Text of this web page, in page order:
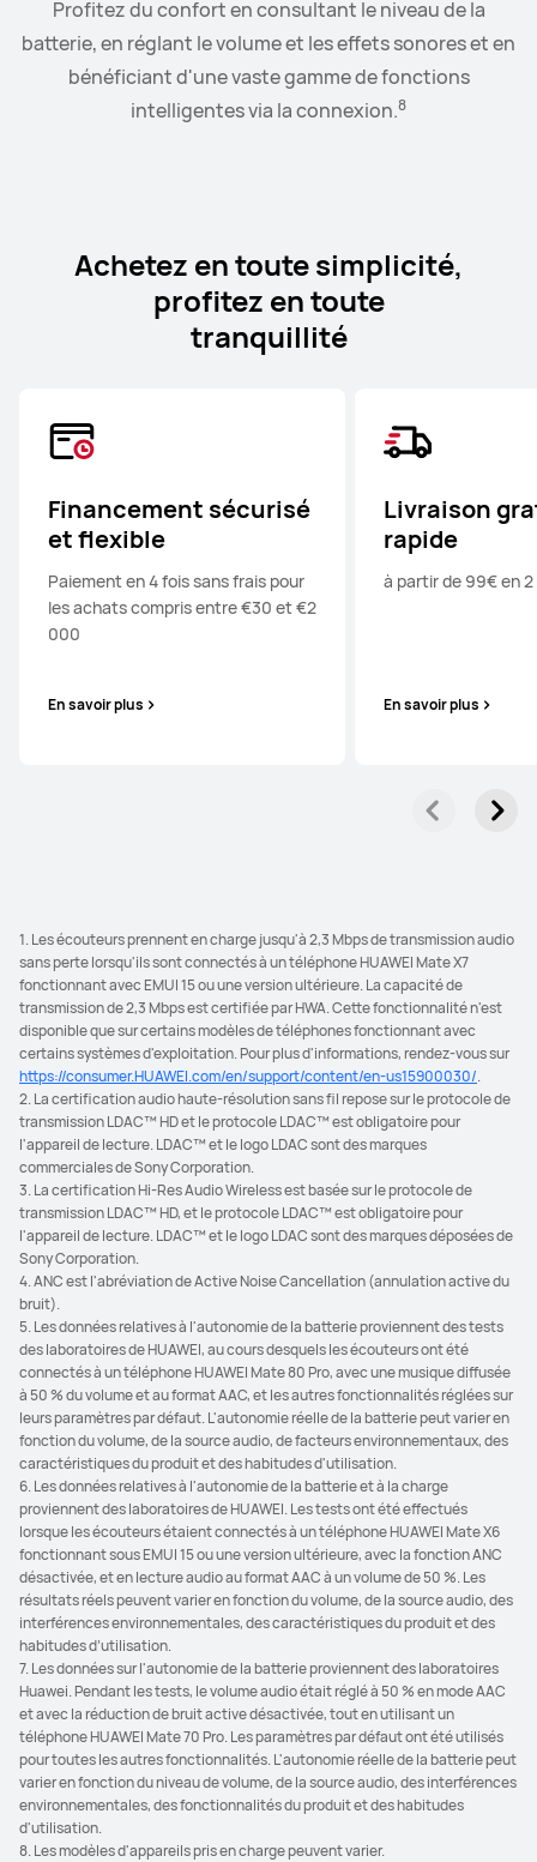
Profitez du confort en consultant le niveau de la
batterie, en réglant le volume et les effets sonores et en
bénéficiant d'une vaste gamme de fonctions
intelligentes via la connexion.8
Connectez la montre à vos écouteurs et contrôlez la
lecture et le niveau de volume depuis votre poignet.9
Achetez en toute simplicité,
profitez en toute
tranquillité
Financement sécurisé
et flexible
Paiement en 4 fois sans frais pour
les achats compris entre €30 et €2
000
En savoir plus
Livraison
rapide
à partir de 99€ en 2
En savoir plus
1. Les écouteurs prennent en charge jusqu'à 2,3 Mbps de transmission audio
sans perte lorsqu'ils sont connectés à un téléphone HUAWEI Mate X7
fonctionnant avec EMUI 15 ou une version ultérieure. La capacité de
transmission de 2,3 Mbps est certifiée par HWA. Cette fonctionnalité n'est
disponible que sur certains modèles de téléphones fonctionnant avec
certains systèmes d'exploitation. Pour plus d'informations, rendez-vous sur
https://consumer.HUAWEI.com/en/support/content/en-us15900030/.
2. La certification audio haute-résolution sans fil repose sur le protocole de
transmission LDAC™ HD et le protocole LDAC™ est obligatoire pour
l'appareil de lecture. LDAC™ et le logo LDAC sont des marques
commerciales de Sony Corporation.
3. La certification Hi-Res Audio Wireless est basée sur le protocole de
transmission LDAC™ HD, et le protocole LDAC™ est obligatoire pour
l'appareil de lecture. LDAC™ et le logo LDAC sont des marques déposées de
Sony Corporation.
4. ANC est l'abréviation de Active Noise Cancellation (annulation active du
bruit).
5. Les données relatives à l'autonomie de la batterie proviennent des tests
des laboratoires de HUAWEI, au cours desquels les écouteurs ont été
connectés à un téléphone HUAWEI Mate 80 Pro, avec une musique diffusée
à 50 % du volume et au format AAC, et les autres fonctionnalités réglées sur
leurs paramètres par défaut. L'autonomie réelle de la batterie peut varier en
fonction du volume, de la source audio, de facteurs environnementaux, des
caractéristiques du produit et des habitudes d'utilisation.
6. Les données relatives à l'autonomie de la batterie et à la charge
proviennent des laboratoires de HUAWEI. Les tests ont été effectués
lorsque les écouteurs étaient connectés à un téléphone HUAWEI Mate X6
fonctionnant sous EMUI 15 ou une version ultérieure, avec la fonction ANC
désactivée, et en lecture audio au format AAC à un volume de 50 %. Les
résultats réels peuvent varier en fonction du volume, de la source audio, des
interférences environnementales, des caractéristiques du produit et des
habitudes d’utilisation.
7. Les données sur l'autonomie de la batterie proviennent des laboratoires
Huawei. Pendant les tests, le volume audio était réglé à 50 % en mode AAC
et avec la réduction de bruit active désactivée, tout en utilisant un
téléphone HUAWEI Mate 70 Pro. Les paramètres par défaut ont été utilisés
pour toutes les autres fonctionnalités. L'autonomie réelle de la batterie peut
varier en fonction du niveau de volume, de la source audio, des interférences
environnementales, des fonctionnalités du produit et des habitudes
d'utilisation.
8. Les modèles d'appareils pris en charge peuvent varier.